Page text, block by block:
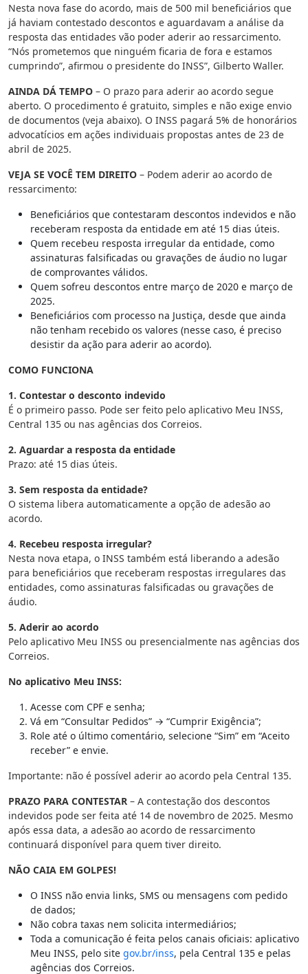
Nesta nova fase do acordo, mais de 500 mil beneficiários que
já haviam contestado descontos e aguardavam a análise da
resposta das entidades vão poder aderir ao ressarcimento.
“Nós prometemos que ninguém ficaria de fora e estamos
cumprindo”, afirmou o presidente do INSS”, Gilberto Waller.
AINDA DÁ TEMPO – O prazo para aderir ao acordo segue
aberto. O procedimento é gratuito, simples e não exige envio
de documentos (veja abaixo). O INSS pagará 5% de honorários
advocatícios em ações individuais propostas antes de 23 de
abril de 2025.
VEJA SE VOCÊ TEM DIREITO – Podem aderir ao acordo de
ressarcimento:
Beneficiários que contestaram descontos indevidos e não
receberam resposta da entidade em até 15 dias úteis.
Quem recebeu resposta irregular da entidade, como
assinaturas falsificadas ou gravações de áudio no lugar
de comprovantes válidos.
Quem sofreu descontos entre março de 2020 e março de
2025.
Beneficiários com processo na Justiça, desde que ainda
não tenham recebido os valores (nesse caso, é preciso
desistir da ação para aderir ao acordo).
COMO FUNCIONA
1. Contestar o desconto indevido
É o primeiro passo. Pode ser feito pelo aplicativo Meu INSS,
Central 135 ou nas agências dos Correios.
2. Aguardar a resposta da entidade
Prazo: até 15 dias úteis.
3. Sem resposta da entidade?
O sistema libera automaticamente a opção de adesão ao
acordo.
4. Recebeu resposta irregular?
Nesta nova etapa, o INSS também está liberando a adesão
para beneficiários que receberam respostas irregulares das
entidades, como assinaturas falsificadas ou gravações de
áudio.
5. Aderir ao acordo
Pelo aplicativo Meu INSS ou presencialmente nas agências dos
Correios.
No aplicativo Meu INSS:
Acesse com CPF e senha;
Vá em “Consultar Pedidos” → “Cumprir Exigência”;
Role até o último comentário, selecione “Sim” em “Aceito
receber” e envie.
Importante: não é possível aderir ao acordo pela Central 135.
PRAZO PARA CONTESTAR – A contestação dos descontos
indevidos pode ser feita até 14 de novembro de 2025. Mesmo
após essa data, a adesão ao acordo de ressarcimento
continuará disponível para quem tiver direito.
NÃO CAIA EM GOLPES!
O INSS não envia links, SMS ou mensagens com pedido
de dados;
Não cobra taxas nem solicita intermediários;
Toda a comunicação é feita pelos canais oficiais: aplicativo
Meu INSS, pelo site gov.br/inss, pela Central 135 e pelas
agências dos Correios.